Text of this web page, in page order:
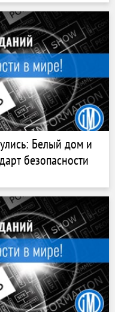
Белый дом и
безопасности